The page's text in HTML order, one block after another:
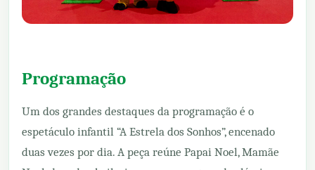
Programação
Um dos grandes destaques da programação é o
espetáculo infantil “A Estrela dos Sonhos”, encenado
duas vezes por dia. A peça reúne Papai Noel, Mamãe